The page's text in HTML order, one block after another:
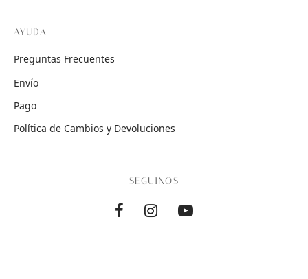
AYUDA
Preguntas Frecuentes
Envío
Pago
Política de Cambios y Devoluciones
SEGUINOS